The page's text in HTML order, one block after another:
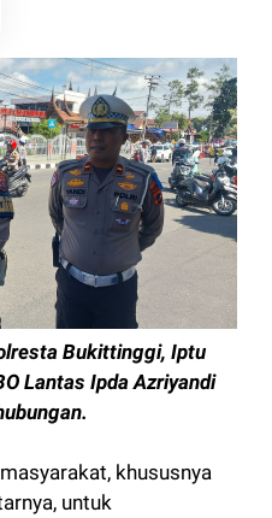
Bukittinggi, Iptu
Lantas Ipda Azriyandi
khususnya
untuk